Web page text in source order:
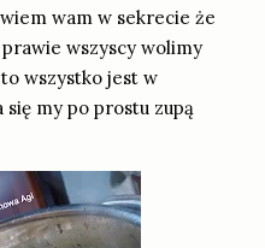
wam w sekrecie że
wszyscy wolimy
wszystko jest w
my po prostu zupą